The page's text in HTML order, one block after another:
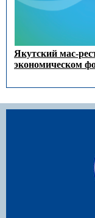
Якутский мас-
экономическом